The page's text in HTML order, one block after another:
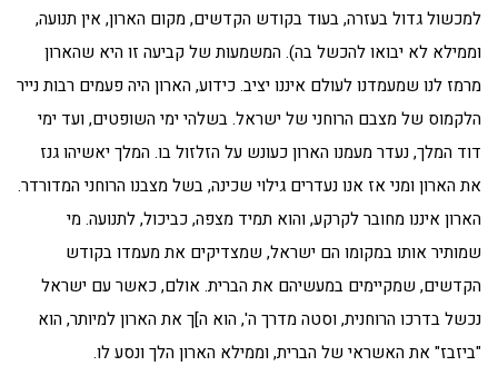
למכשול גדול בעזרה, בעוד בקודש הקדשים, מקום הארון, אין תנועה,
וממילא לא יבואו להכשל בה). המשמעות של קביעה זו היא שהארון
מרמז לנו שמעמדנו לעולם איננו יציב. כידוע, הארון היה פעמים רבות נייר
הלקמוס של מצבם הרוחני של ישראל. בשלהי ימי השופטים, ועד ימי
דוד המלך, נעדר מעמנו הארון כעונש על הזלזול בו. המלך יאשיהו גנז
את הארון ומני אז אנו נעדרים גילוי שכינה, בשל מצבנו הרוחני המדורדר.
הארון איננו מחובר לקרקע, והוא תמיד מצפה, כביכול, לתנועה. מי
שמותיר אותו במקומו הם ישראל, שמצדיקים את מעמדו בקודש
הקדשים, שמקיימים במעשיהם את הברית. אולם, כאשר עם ישראל
נכשל בדרכו הרוחנית, וסטה מדרך ה', הוא ה]ך את הארון למיותר, הוא
"ביזבז" את האשראי של הברית, וממילא הארון הלך ונסע לו.